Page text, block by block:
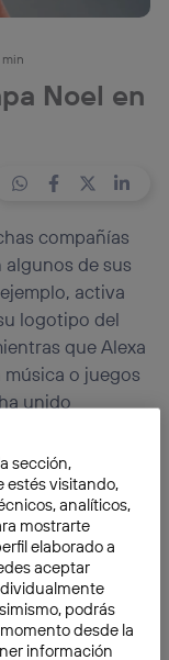
min
Noel en
compañías
de sus
activa
logotipo del
que Alexa
o juegos
unido
ChatGPT
teniendo en
Altman que
función de voz
que el habla
sección,
estés visitando,
analíticos,
mostrarte
elaborado a
aceptar
podrás
desde la
información